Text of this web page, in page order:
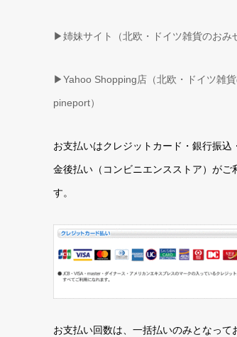
▶姉妹サイト（北欧・ドイツ雑貨のおみ
▶Yahoo Shopping店（北欧・ドイツ雑
pineport）
お支払いはクレジットカード・銀行振込
金後払い（コンビニエンスストア）がご
す。
お支払い回数は、一括払いのみとなって